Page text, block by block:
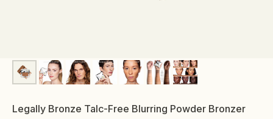
Legally Bronze Talc-Free Blurring Powder Bronzer